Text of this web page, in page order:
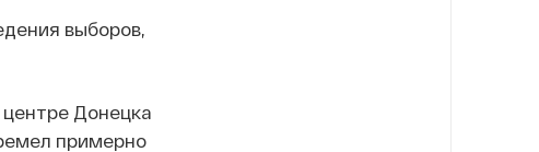
выборов,
центре Донецка
примерно